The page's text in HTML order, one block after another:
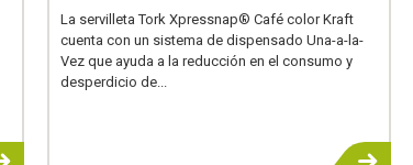
La servilleta Tork Xpressnap® Café color Kraft
cuenta con un sistema de dispensado Una-a-la-
Vez que ayuda a la reducción en el consumo y
desperdicio de...